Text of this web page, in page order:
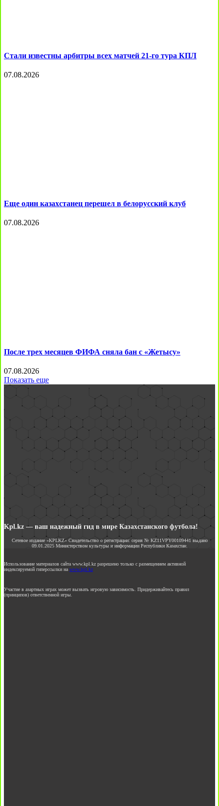
Стали известны арбитры всех матчей 21-го тура КПЛ
07.08.2026
Еще один казахстанец перешел в белорусский клуб
07.08.2026
После трех месяцев ФИФА сняла бан с «Жетысу»
07.08.2026
Показать еще
Kpl.kz — ваш надежный гид в мире Казахстанского футбола!
Сетевое издание «KPLKZ» Свидетельство о регистрации: серия № KZ11VPY00109441 выдано
09.01.2025 Министерством культуры и информации Республики Казахстан.
Использование материалов сайта www.kpl.kz разрешено только с размещением активной
индексируемой гиперссылки на www.kpl.kz
Участие в азартных играх может вызвать игровую зависимость. Придерживайтесь правил
(принципов) ответственной игры.